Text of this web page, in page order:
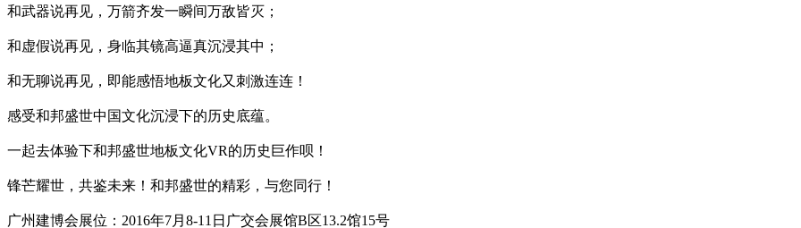
和武器说再见，万箭齐发一瞬间万敌皆灭；
和虚假说再见，身临其镜高逼真沉浸其中；
和无聊说再见，即能感悟地板文化又刺激连连！
感受和邦盛世中国文化沉浸下的历史底蕴。
一起去体验下和邦盛世地板文化VR的历史巨作呗！
锋芒耀世，共鉴未来！和邦盛世的精彩，与您同行！
广州建博会展位：2016年7月8-11日广交会展馆B区13.2馆15号